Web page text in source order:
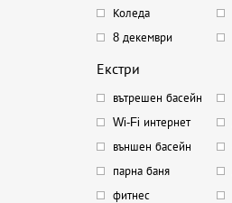
Коледа
8 декември
Екстри
вътрешен басейн
Wi-Fi интернет
външен басейн
парна баня
фитнес